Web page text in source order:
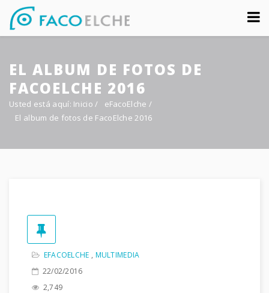
Sobre nosotros
Congreso
Multimedia
Foro FacoElche
Comunicación
EL ALBUM DE FOTOS DE
FACOELCHE 2016
Usted está aquí: Inicio / eFacoElche /
El album de fotos de FacoElche 2016
EFACOELCHE , MULTIMEDIA
22/02/2016
2,749